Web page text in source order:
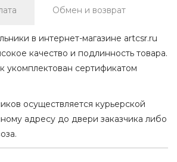
Обмен и возврат
в интернет-магазине artcsr.ru
качество и подлинность товара.
укомплектован сертификатом
осуществляется курьерской
адресу до двери заказчика либо